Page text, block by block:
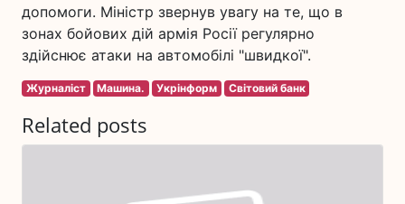
допомоги. Міністр звернув увагу на те, що в
зонах бойових дій армія Росії регулярно
здійснює атаки на автомобілі "швидкої".
Журналіст Машина. Укрінформ Світовий банк
Related posts